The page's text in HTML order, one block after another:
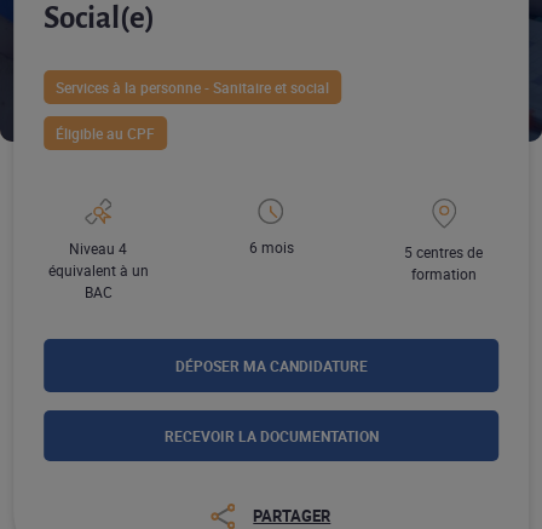
Social(e)
Services à la personne - Sanitaire et social
Éligible au CPF
Niveau 4
équivalent à un
BAC
6 mois
5 centres de
formation
DÉPOSER MA CANDIDATURE
RECEVOIR LA DOCUMENTATION
PARTAGER